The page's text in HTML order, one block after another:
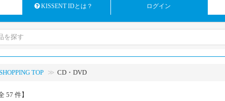
KISSENT IDとは？ ログイン
TOP CD・DVD
57 件】